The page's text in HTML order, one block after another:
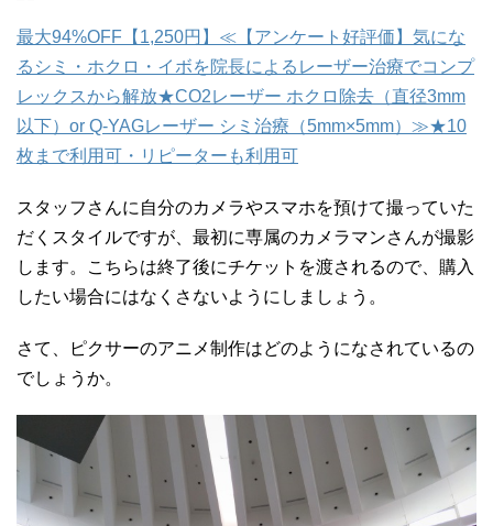
最大94%OFF【1,250円】≪【アンケート好評価】気にな
るシミ・ホクロ・イボを院長によるレーザー治療でコンプ
レックスから解放★CO2レーザー ホクロ除去（直径3mm
以下）or Q-YAGレーザー シミ治療（5mm×5mm）≫★10
枚まで利用可・リピーターも利用可
スタッフさんに自分のカメラやスマホを預けて撮っていた
だくスタイルですが、最初に専属のカメラマンさんが撮影
します。こちらは終了後にチケットを渡されるので、購入
したい場合にはなくさないようにしましょう。
さて、ピクサーのアニメ制作はどのようになされているの
でしょうか。